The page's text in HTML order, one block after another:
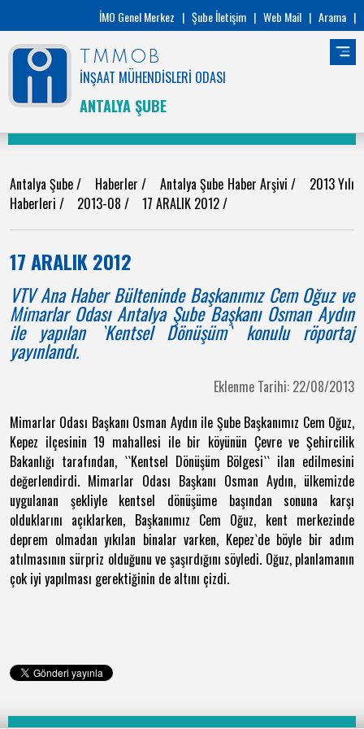
İMO Genel Merkez | Şube İletişim | Web Mail | Arama |
TMMOB
İNŞAAT MÜHENDİSLERİ ODASI
ANTALYA ŞUBE
Antalya Şube/ Haberler/Antalya Şube Haber Arşivi/ 2013 Yılı
Haberleri / 2013-08 / 17 ARALIK 2012/
17 ARALIK 2012
VTV Ana Haber Bülteninde Başkanımız Cem Oğuz ve
Mimarlar Odası Antalya Şube Başkanı Osman Aydın
ile yapılan `Kentsel Dönüşüm` konulu röportaj
yayınlandı.
Eklenme Tarihi: 22/08/2013
Mimarlar Odası Başkanı Osman Aydın ile Şube Başkanımız Cem Oğuz,
Kepez ilçesinin 19 mahallesi ile bir köyünün Çevre ve Şehircilik
Bakanlığı tarafından, ``Kentsel Dönüşüm Bölgesi`` ilan edilmesini
değerlendirdi. Mimarlar Odası Başkanı Osman Aydın, ülkemizde
uygulanan şekliyle kentsel dönüşüme başından sonuna karşı
olduklarını açıklarken, Başkanımız Cem Oğuz, kent merkezinde
deprem olmadan yıkılan binalar varken, Kepez`de böyle bir adım
atılmasının sürpriz olduğunu ve şaşırdığını söyledi. Oğuz, planlamanın
çok iyi yapılması gerektiğinin de altını çizdi.